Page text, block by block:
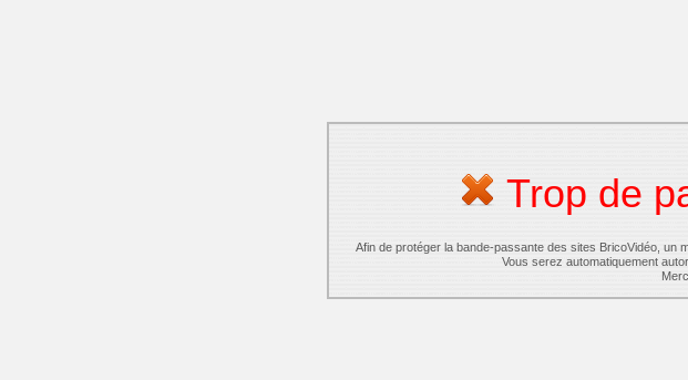
Trop de
Afin de protéger la bande-passante des sites BricoVidéo, un
Vous serez automatiquement